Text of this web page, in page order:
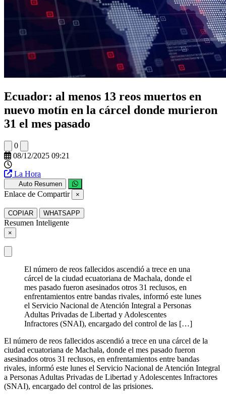
Ecuador: al menos 13 reos muertos en
nuevo motín en la cárcel donde murieron
31 el mes pasado
0
08/12/2025 09:21
La Hora
Auto Resumen
Enlace de Compartir ×
COPIAR WHATSAPP
Resumen Inteligente
×
El número de reos fallecidos ascendió a trece en una
cárcel de la ciudad ecuatoriana de Machala, donde el
mes pasado fueron asesinados otros 31 reclusos, en
enfrentamientos entre bandas rivales, informó este lunes
el Servicio Nacional de Atención Integral a Personas
Adultas Privadas de Libertad y Adolescentes
Infractores (SNAI), encargado del control de las […]
El número de reos fallecidos ascendió a trece en una cárcel de la
ciudad ecuatoriana de Machala, donde el mes pasado fueron
asesinados otros 31 reclusos, en enfrentamientos entre bandas
rivales, informó este lunes el Servicio Nacional de Atención Integral
a Personas Adultas Privadas de Libertad y Adolescentes Infractores
(SNAI), encargado del control de las prisiones.